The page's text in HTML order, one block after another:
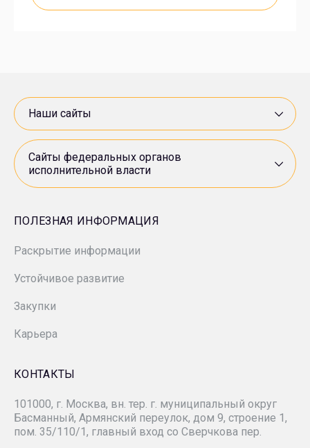
КОНТАКТЫ
101000, г. Москва, вн. тер. г. муниципальный округ
Басманный, Армянский переулок, дом 9, строение 1,
пом. 35/110/1, главный вход со Сверчкова пер.
ПОЛЕЗНАЯ ИНФОРМАЦИЯ
Раскрытие информации
Устойчивое развитие
Закупки
Карьера
Наши сайты
«Нестро Петрол»
«Арктикморнефтегазразведка»
СП «ANDIJANPETRO»
«ВНИИнефть»
«Гипровостокнефть»
«ЗН Север»
«ЗАРУБЕЖНЕФТЬ-добыча Самара»
«Зарубежнефтестроймонтаж»
Сайты федеральных органов
исполнительной власти
Росприроднадзор
Ростехнадзор
Минэкономразвития России